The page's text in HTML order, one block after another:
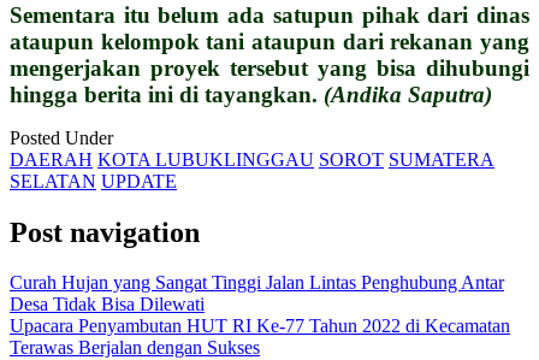
Sementara itu belum ada satupun pihak dari dinas
ataupun kelompok tani ataupun dari rekanan yang
mengerjakan proyek tersebut yang bisa dihubungi
hingga berita ini di tayangkan. (Andika Saputra)
Posted Under
DAERAH KOTA LUBUKLINGGAU SOROT SUMATERA
SELATAN UPDATE
Post navigation
Curah Hujan yang Sangat Tinggi Jalan Lintas Penghubung Antar
Desa Tidak Bisa Dilewati
Upacara Penyambutan HUT RI Ke-77 Tahun 2022 di Kecamatan
Terawas Berjalan dengan Sukses